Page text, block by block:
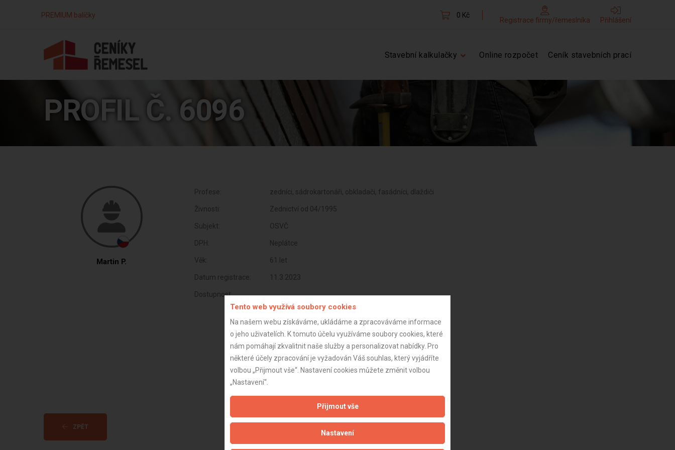
PREMIUM balíčky 0 Kč
Registrace firmy/řemeslníka Přihlášení
Stavební kalkulačky Online rozpočet Ceník stavebních prací
PROFIL Č. 6096
Martin P.
Profese: zedníci, sádrokartonáři, obkladači, fasádníci, dlaždiči
Živnosti: Zednictví od 04/1995
Subjekt: OSVČ
DPH: Neplátce
Věk: 61 let
Datum registrace: 11.3.2023
Dostupnost:
ZPĚT
Tento web využívá soubory cookies
Na našem webu získáváme, ukládáme a zpracováváme informace
o jeho uživatelích. K tomuto účelu využíváme soubory cookies, které
nám pomáhají zkvalitnit naše služby a personalizovat nabídky. Pro
některé účely zpracování je vyžadován Váš souhlas, který vyjádříte
volbou „Přijmout vše“. Nastavení cookies můžete změnit volbou
„Nastavení“.
Přijmout vše
Nastavení